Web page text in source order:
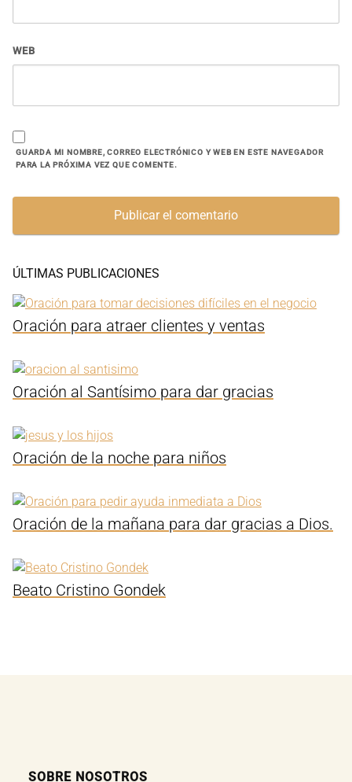
WEB
GUARDA MI NOMBRE, CORREO ELECTRÓNICO Y WEB EN ESTE NAVEGADOR
PARA LA PRÓXIMA VEZ QUE COMENTE.
ÚLTIMAS PUBLICACIONES
Oración para atraer clientes y ventas
Oración al Santísimo para dar gracias
Oración de la noche para niños
Oración de la mañana para dar gracias a Dios.
Beato Cristino Gondek
SOBRE NOSOTROS